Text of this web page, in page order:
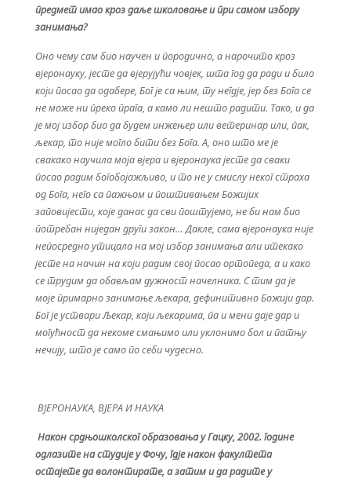
предмет имао кроз даље школовање и при самом избору
занимања?
Оно чему сам био научен и породично, а нарочито кроз
вјеронауку, јесте да вјерујући човјек, шта год да ради и било
који посао да одабере, Бог је са њим, ту негдје, јер без Бога се
не може ни преко прага, а камо ли нешто радити. Тако, и да
је мој избор био да будем инжењер или ветеринар или, пак,
љекар, то није могло бити без Бога. А, оно што ме је
свакако научила моја вјера и вјеронаука јесте да сваки
посао радим богобојажљиво, и то не у смислу неког страха
од Бога, него са пажњом и поштивањем Божијих
заповијести, које данас да сви поштујемо, не би нам био
потребан ниједан други закон… Дакле, сама вјеронаука није
непосредно утицала на мој избор занимања али итекако
јесте на начин на који радим свој посао ортопеда, а и како
се трудим да обављам дужност начелника. С тим да је
моје примарно занимање љекара, дефинитивно Божији дар.
Бог је уствари Љекар, који љекарима, па и мени даје дар и
могућност да некоме смањимо или уклонимо бол и патњу
нечију, што је само по себи чудесно.
ВЈЕРОНАУКА, ВЈЕРА И НАУКА
Након срдњошколског образовања у Гацку, 2002. године
одлазите на студије у Фочу, гдје након факултета
остајете да волонтирате, а затим и да радите у